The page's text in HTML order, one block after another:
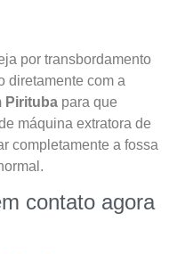
por transbordamento
diretamente com a
Pirituba para que
máquina extratora de
completamente a fossa
contato agora